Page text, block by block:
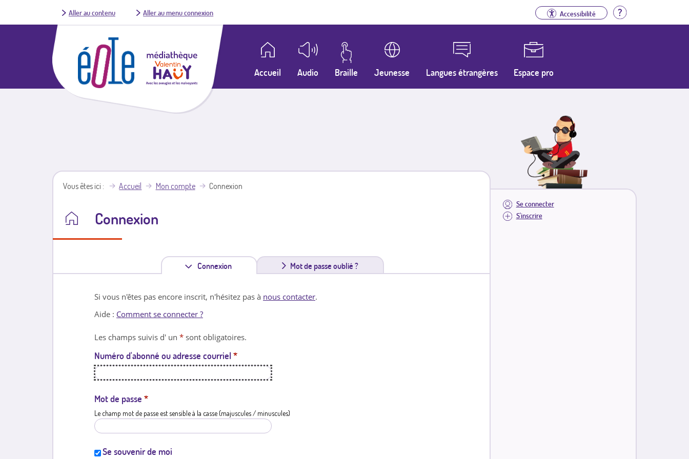
Aller au contenu Aller au menu connexion Accessibilité Aide
Accueil Audio Braille Jeunesse Langues étrangères Espace pro
Se connecter
S'inscrire
Vous êtes ici Accueil Mon compte Connexion
Connexion
Connexion
n
l
e
Mot de passe oublié ?
Si vous n'êtes pas encore inscrit, n'hésitez pas à nous contacter.
Aide : Comment se connecter ?
Les champs suivis d' un * sont obligatoires.
Numéro d'abonné ou adresse courriel *
Mot de passe *
Le champ mot de passe est sensible à la casse (majuscules / minuscules)
Se souvenir de moi